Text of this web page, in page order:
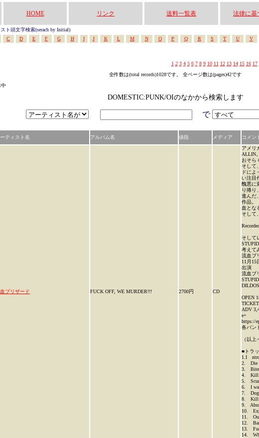
HOME リンク 送料一覧表 法律に基
ト頭文字検索(serach by Initial)
C
D E F G H I J K L M N O P Q R S T U V
1 2 3 4 5 6 7 8 9 10 11 12 13 14 15 16 17
全件数は(total records)1028です。 全ページ数は(pages)42です
DOMESTIC:PUNK/OIのなかから検索します
で
ティスト名 アルバム名 値段 メディア コメン
ブリザード FUCK OFF, WE MURDER!!! 2700円 CD
アメリ
ALLIN
おそら
そして
ドによ
い注目
醜悪に
り捲り
進んだ
作品。
血とな
そして
そして
考えて
流血ブ
11月15
出演
流血ブ
DILDOS
OPEN
ADV
e+
https://
各バン
（以
■トラ
1.I ntro
2. Die
3. Bite
4. Kill
5.
6. I
7. Dog
8. Kill
9.
10.
11.
12.
13.
14.